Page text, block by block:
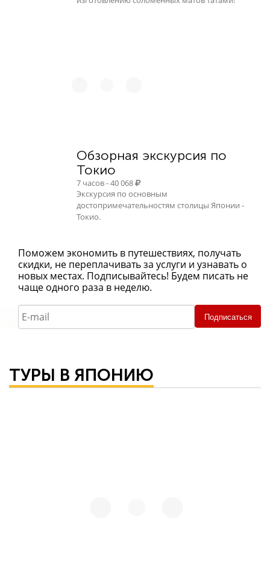
Обзорная экскурсия по
Токио
7 часов - 40 068
Экскурсия по основным
достопримечательностям столицы Японии -
Токио.
Поможем экономить в путешествиях, получать
скидки, не переплачивать за услуги и узнавать о
новых местах. Подписывайтесь! Будем писать не
чаще одного раза в неделю.
Подписаться
ТУРЫ В ЯПОНИЮ